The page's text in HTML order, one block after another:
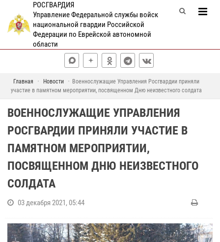
РОСГВАРДИЯ
Управление Федеральной службы войск
национальной гвардии Российской
Федерации по Еврейской автономной
области
Главная Новости
Военнослужащие Управления Росгвардии приняли
участие в памятном мероприятии, посвященном Дню неизвестного солдата
ВОЕННОСЛУЖАЩИЕ УПРАВЛЕНИЯ
РОСГВАРДИИ ПРИНЯЛИ УЧАСТИЕ В
ПАМЯТНОМ МЕРОПРИЯТИИ,
ПОСВЯЩЕННОМ ДНЮ НЕИЗВЕСТНОГО
СОЛДАТА
03 декабря 2021, 05:44